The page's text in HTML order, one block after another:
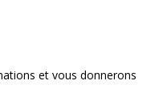
et vous donnerons